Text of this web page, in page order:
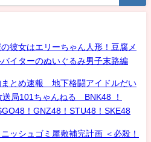
彼女はエリーちゃん人形！豆腐メ
イターのぬいぐるみ男子末路編
とめ速報 地下格闘アイドルだい
局101ちゃんねる BNK48 ！
！GNZ48！STU48！SKE48
ッシュゴミ屋敷補完計画 ＜必殺！